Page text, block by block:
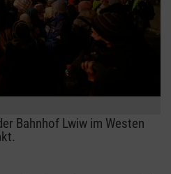
Bahnhof Lwiw im Westen